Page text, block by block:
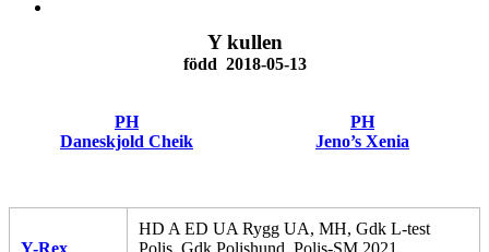
Y kullen
född 2018-05-13
PH
Daneskjold Cheik
PH
Jeno’s Xenia
Y-Rex
HD A ED UA Rygg UA, MH, Gdk L-test
Polis, Gdk Polishund, Polis-SM 2021,